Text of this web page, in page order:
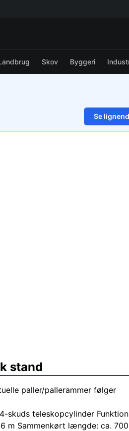
Skov Byggeri
Se
1/11
stand
paller/pallerammer følger
skuds teleskopcylinder
m Sammenkørt længde: ca. 700